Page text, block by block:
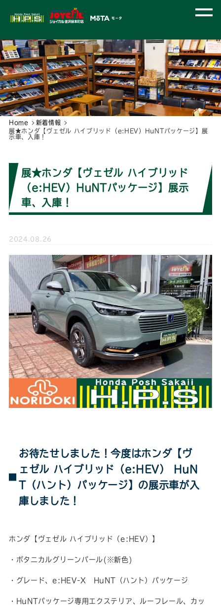
Home
新着情報
展★ホンダ【ヴェゼル ハイブリッド（e:HEV）HuNTパッケージ】展
示車、入庫！
展★ホンダ【ヴェゼル ハイブリッド
（e:HEV）HuNTパッケージ】展示
車、入庫！
2024.08.26
お待たせしました！今度はホンダ【ヴ
ェゼル ハイブリッド（e:HEV） HuN
T（ハント）パッケージ】の展示車が入
庫しました！
ホンダ【ヴェゼル ハイブリッド（e:HEV）】
・ボタニカルグリーンパール(※新色)
・グレード、e:HEV-X HuNT（ハント）パッケージ
・HuNTパッケージ専用エクステリア、ルーフレール、カッ